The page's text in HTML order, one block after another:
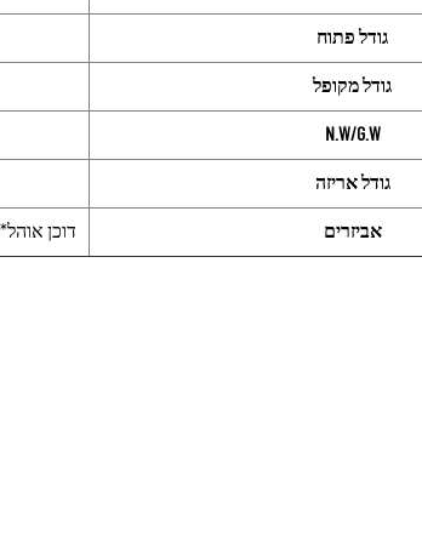
גודל פתוח
גודל מקופל
N.W/G.W
גודל אריזה
אביזרים דוכן אוהל*1+מוטות*2+מסמרי קרקע*8+חבלים נגד רוח*8+שקית אחסון*1